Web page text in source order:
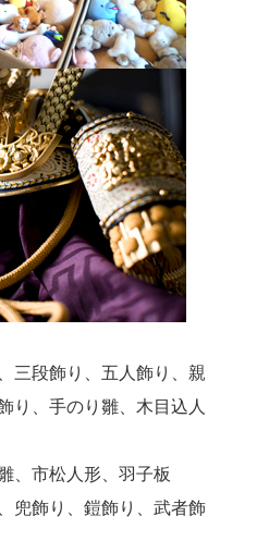
三段飾り、五人飾り、親
り、手のり雛、木目込人
、市松人形、羽子板
兜飾り、鎧飾り、武者飾